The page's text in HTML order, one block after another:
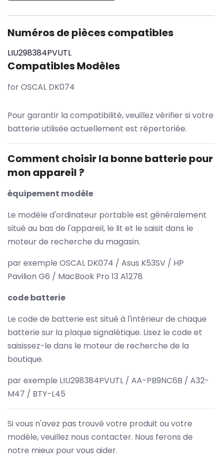
Numéros de pièces compatibles
LIU298384PVUTL
Compatibles Modèles
for OSCAL DK074
Pour garantir la compatibilité, veuillez vérifier si votre
batterie utilisée actuellement est répertoriée.
Comment choisir la bonne batterie pour
mon appareil ?
équipement modèle
Le modèle d'ordinateur portable est généralement
situé au bas de l'appareil, le lit et le saisit dans le
moteur de recherche du magasin.
par exemple OSCAL DK074 / Asus K53SV / HP
Pavilion G6 / MacBook Pro 13 A1278
code batterie
Le code de batterie est situé à l'intérieur de chaque
batterie sur la plaque signalétique. Lisez le code et
saisissez-le dans le moteur de recherche de la
boutique.
par exemple LIU298384PVUTL / AA-PB9NC6B / A32-
M47 / BTY-L45
Si vous n'avez pas trouvé votre produit ou votre
modèle, veuillez nous contacter. Nous ferons de
notre mieux pour vous aider.